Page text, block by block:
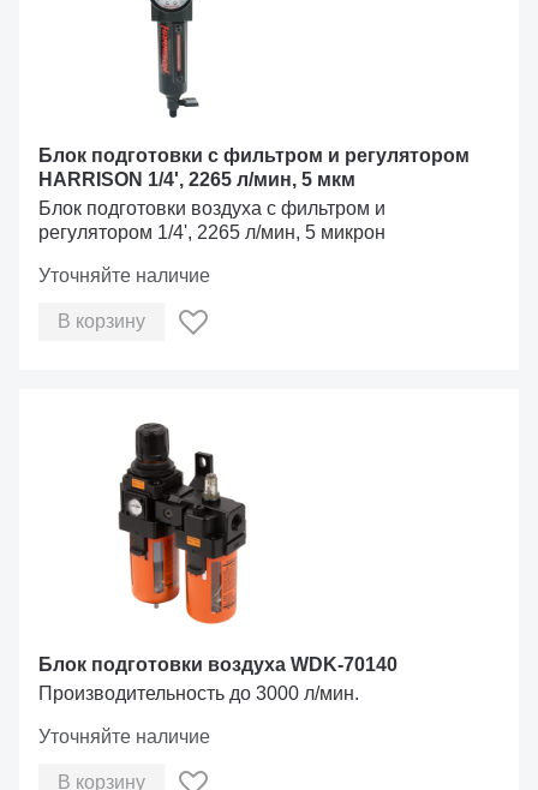
Блок подготовки с фильтром и регулятором
HARRISON 1/4', 2265 л/мин, 5 мкм
Блок подготовки воздуха с фильтром и
регулятором 1/4', 2265 л/мин, 5 микрон
Уточняйте наличие
В корзину
Блок подготовки воздуха WDK-70140
Производительность до 3000 л/мин.
Уточняйте наличие
В корзину